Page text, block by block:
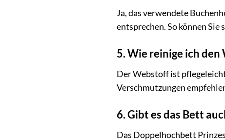
Ja, das verwendete
entsprechen. So können Sie
5. Wie reinige ich den
Der Webstoff ist
Verschmutzungen
6. Gibt es das Bett
Das Doppelhochbett